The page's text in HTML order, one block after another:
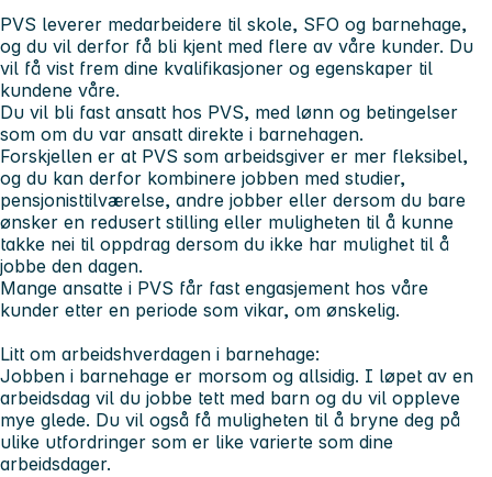
PVS leverer medarbeidere til skole, SFO og barnehage,
og du vil derfor få bli kjent med flere av våre kunder. Du
vil få vist frem dine kvalifikasjoner og egenskaper til
kundene våre.
Du vil bli fast ansatt hos PVS, med lønn og betingelser
som om du var ansatt direkte i barnehagen.
Forskjellen er at PVS som arbeidsgiver er mer fleksibel,
og du kan derfor kombinere jobben med studier,
pensjonisttilværelse, andre jobber eller dersom du bare
ønsker en redusert stilling eller muligheten til å kunne
takke nei til oppdrag dersom du ikke har mulighet til å
jobbe den dagen.
Mange ansatte i PVS får fast engasjement hos våre
kunder etter en periode som vikar, om ønskelig.
Litt om arbeidshverdagen i barnehage:
Jobben i barnehage er morsom og allsidig. I løpet av en
arbeidsdag vil du jobbe tett med barn og du vil oppleve
mye glede. Du vil også få muligheten til å bryne deg på
ulike utfordringer som er like varierte som dine
arbeidsdager.